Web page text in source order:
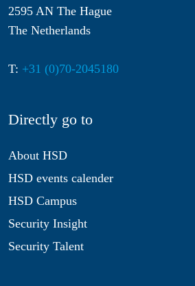
2595 AN The Hague
The Netherlands
T: +31 (0)70-2045180
Directly go to
About HSD
HSD events calender
HSD Campus
Security Insight
Security Talent